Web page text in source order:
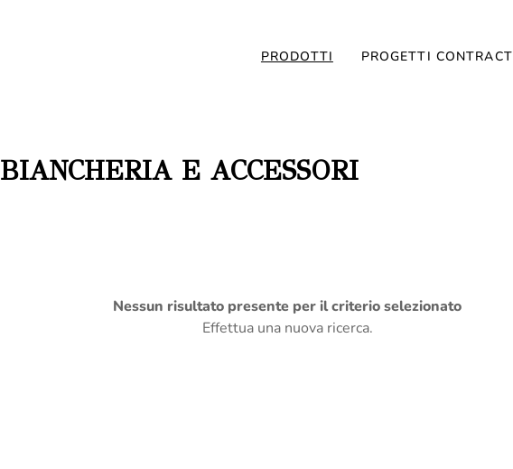
PRODOTTI PROGETTI CONTRACT
BIANCHERIA E ACCESSORI
Nessun risultato presente per il criterio selezionato
Effettua una nuova ricerca.